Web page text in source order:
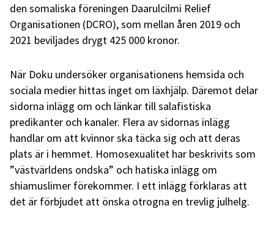
den somaliska föreningen Daarulcilmi Relief
Organisationen (DCRO), som mellan åren 2019 och
2021 beviljades drygt 425 000 kronor.
När Doku undersöker organisationens hemsida och
sociala medier hittas inget om läxhjälp. Däremot delar
sidorna inlägg om och länkar till salafistiska
predikanter och kanaler. Flera av sidornas inlägg
handlar om att kvinnor ska täcka sig och att deras
plats är i hemmet. Homosexualitet har beskrivits som
”västvärldens ondska” och hatiska inlägg om
shiamuslimer förekommer. I ett inlägg förklaras att
det är förbjudet att önska otrogna en trevlig julhelg.